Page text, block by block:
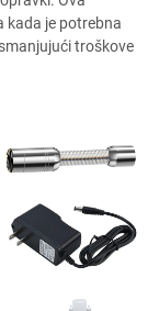
kada je potrebna
troškove